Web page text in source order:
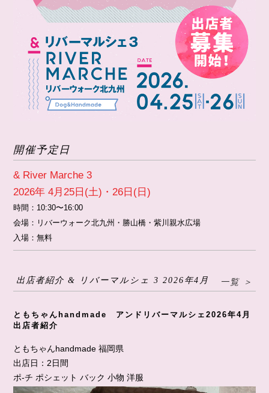
開催予定日
& River Marche 3
2026年 4月25日(土)・26日(日)
時間： 10:30〜16:00
会場： リバーウォーク北九州・勝山橋・紫川親水広場
入場：無料
出店者紹介 & リバーマルシェ 3 2026年4月 一覧 ＞
ともちゃんhandmade アンドリバーマルシェ2026年4月
出店者紹介
ともちゃんhandmade 福岡県
出店日：2日間
ポ-チ ポシェット バック 小物 洋服